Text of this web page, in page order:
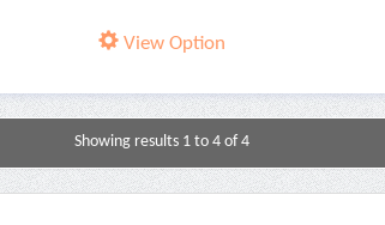
View Option
Showing results 1 to 4 of 4